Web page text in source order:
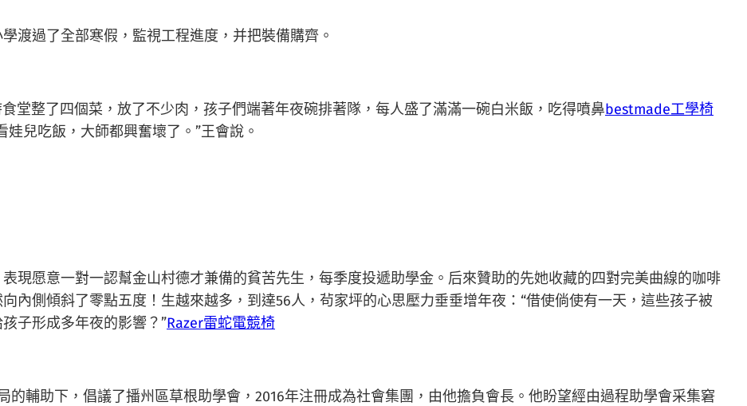
過了全部寒假，監視工程進度，并把裝備購齊。
整了四個菜，放了不少肉，孩子們端著年夜碗排著隊，每人盛了滿滿一碗白米飯，吃得噴鼻bestmade工學椅
兒吃飯，大師都興奮壞了。”王會說。
愿意一對一認幫金山村德才兼備的貧苦先生，每季度投遞助學金。后來贊助的先她收藏的四對完美曲線的咖啡
內側傾斜了零點五度！生越來越多，到達56人，茍家坪的心思壓力垂垂增年夜：“借使倘使有一天，這些孩子被
子形成多年夜的影響？”Razer雷蛇電競椅
輔助下，倡議了播州區草根助學會，2016年注冊成為社會集團，由他擔負會長。他盼望經由過程助學會采集窘